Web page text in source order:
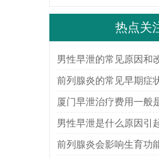
热点关
男性早泄的常见原因和
前列腺炎的常见早期症
厦门早泄治疗费用一般
男性早泄是什么原因引
与预防
前列腺炎会影响生育功